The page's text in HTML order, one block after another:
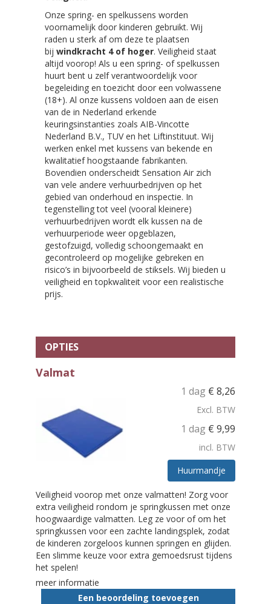
Onze spring- en spelkussens worden
voornamelijk door kinderen gebruikt. Wij
raden u sterk af om deze te plaatsen
bij windkracht 4 of hoger. Veiligheid staat
altijd voorop! Als u een spring- of spelkussen
huurt bent u zelf verantwoordelijk voor
begeleiding en toezicht door een volwassene
(18+). Al onze kussens voldoen aan de eisen
van de in Nederland erkende
keuringsinstanties zoals AIB-Vincotte
Nederland B.V., TUV en het Liftinstituut. Wij
werken enkel met kussens van bekende en
kwalitatief hoogstaande fabrikanten.
Bovendien onderscheidt Sensation Air zich
van vele andere verhuurbedrijven op het
gebied van onderhoud en inspectie. In
tegenstelling tot veel (vooral kleinere)
verhuurbedrijven wordt elk kussen na de
verhuurperiode weer opgeblazen,
gestofzuigd, volledig schoongemaakt en
gecontroleerd op mogelijke gebreken en
risico’s in bijvoorbeeld de stiksels. Wij bieden u
veiligheid en topkwaliteit voor een realistische
prijs.
OPTIES
Valmat
1 dag € 8,26
Excl. BTW
1 dag € 9,99
incl. BTW
Huurmandje
Veiligheid voorop met onze valmatten! Zorg voor
extra veiligheid rondom je springkussen met onze
hoogwaardige valmatten. Leg ze voor of om het
springkussen voor een zachte landingsplek, zodat
de kinderen zorgeloos kunnen springen en glijden.
Een slimme keuze voor extra gemoedsrust tijdens
het spelen!
meer informatie
Een beoordeling toevoegen